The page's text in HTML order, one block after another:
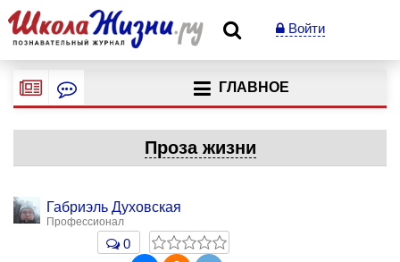
Войти
ГЛАВНОЕ
Проза жизни
Габриэль Духовская
Профессионал
0